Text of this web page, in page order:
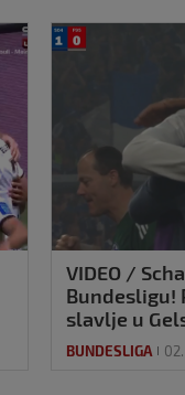
VIDEO /
Bundesligu!
slavlje u
BUNDESLIGA